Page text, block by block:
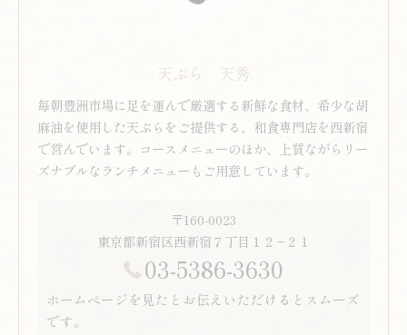
天ぷら 天秀
毎朝豊洲市場に足を運んで厳選する新鮮な食材、希少な胡
麻油を使用した天ぷらをご提供する、和食専門店を西新宿
で営んでいます。コースメニューのほか、上質ながらリー
ズナブルなランチメニューもご用意しています。
〒160-0023
東京都新宿区西新宿７丁目１２−２１
03-5386-3630
ホームページを見たとお伝えいただけるとスムーズ
です。